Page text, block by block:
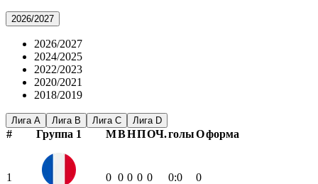
2026/2027
2026/2027
2024/2025
2022/2023
2020/2021
2018/2019
Лига А Лига B Лига C Лига D
# Группа 1 МВНПОЧ.голыОформа
1 0 0 0 0 0 0:0 0